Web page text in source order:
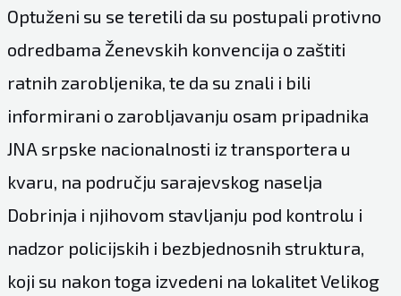
Optuženi su se teretili da su postupali protivno
odredbama Ženevskih konvencija o zaštiti
ratnih zarobljenika, te da su znali i bili
informirani o zarobljavanju osam pripadnika
JNA srpske nacionalnosti iz transportera u
kvaru, na području sarajevskog naselja
Dobrinja i njihovom stavljanju pod kontrolu i
nadzor policijskih i bezbjednosnih struktura,
koji su nakon toga izvedeni na lokalitet Velikog